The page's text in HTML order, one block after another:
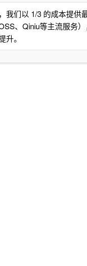
我们以 1/3 的成本提供
、Qiniu等主流服务
。